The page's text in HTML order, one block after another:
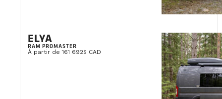
ELYA
RAM PROMASTER
À partir de 161 692$ CAD